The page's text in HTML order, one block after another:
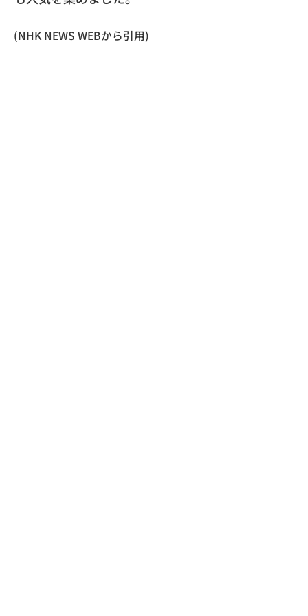
(NHK NEWS WEBから引用)